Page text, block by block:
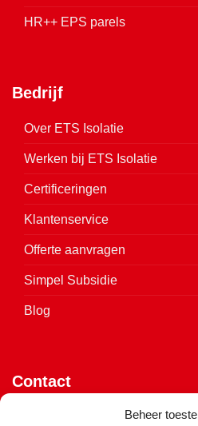
Beheer
HR++ EPS parels
Bedrijf
Over ETS Isolatie
Werken bij ETS Isolatie
Certificeringen
Klantenservice
Offerte aanvragen
Simpel Subsidie
Blog
Contact